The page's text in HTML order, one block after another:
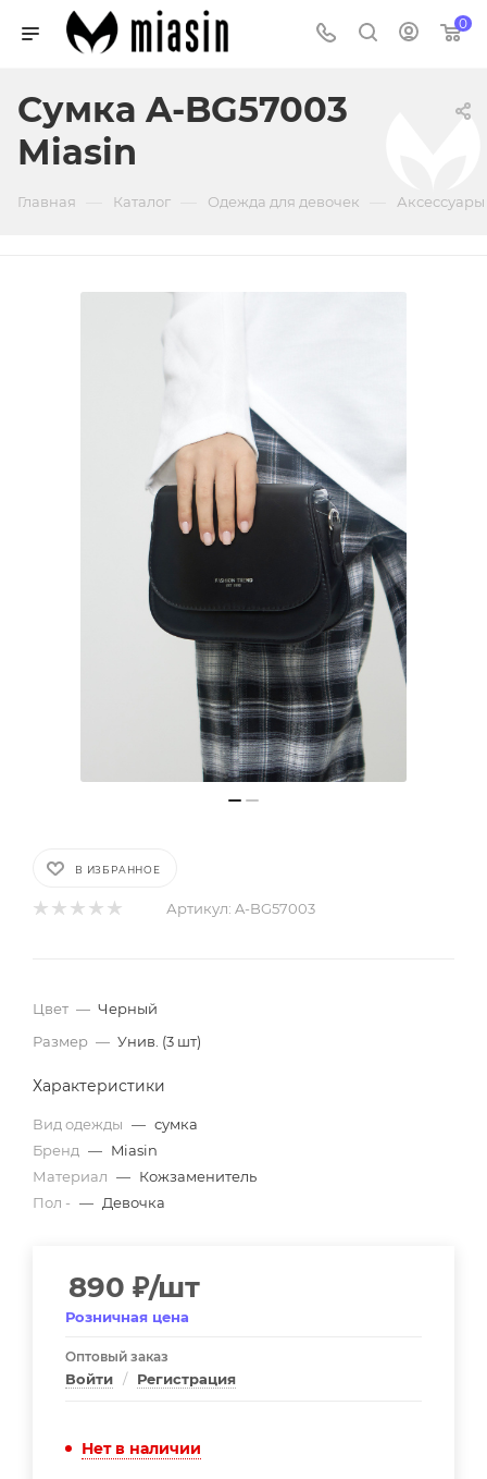
0
Сумка A-BG57003
Miasin
Главная Каталог Одежда для девочек
В ИЗБРАННОЕ
Артикул: A-BG57003
Цвет — Черный
Размер — Унив. (3 шт)
Характеристики
Вид одежды — сумка
Бренд — Miasin
Материал — Кожзаменитель
Пол - — Девочка
890 ₽/шт
Розничная цена
Оптовый заказ
Войти / Регистрация
Нет в наличии